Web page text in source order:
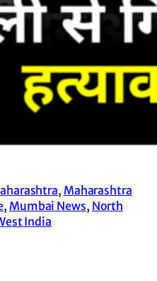
, Maharashtra
, Mumbai News, North
India